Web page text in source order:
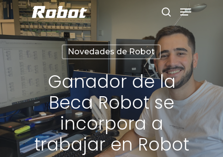
Hit enter to search or ESC to close
Novedades de Robot
Ganador de la
Beca Robot se
incorpora a
trabajar en Robot